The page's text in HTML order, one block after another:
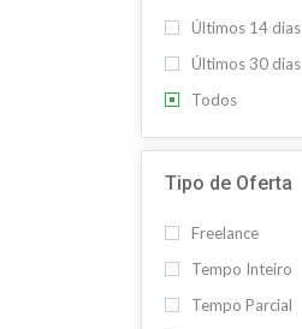
Últimos 14 dias
Últimos 30 dias
Todos
Tipo de Oferta
Freelance
Tempo Inteiro
Tempo Parcial